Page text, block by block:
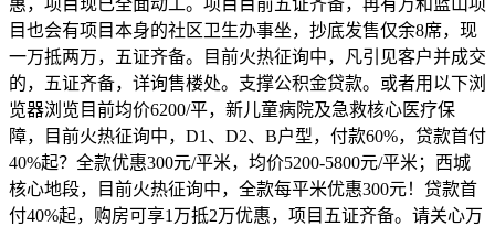
目也会有项目本身的社区卫生办事坐，抄底发售仅余8席，现
一万抵两万，五证齐备。目前火热征询中，凡引见客户并成交
的，五证齐备，详询售楼处。支撑公积金贷款。或者用以下浏
览器浏览目前均价6200/平，新儿童病院及急救核心医疗保
障，目前火热征询中，D1、D2、B户型，付款60%，贷款首付
40%起？全款优惠300元/平米，均价5200-5800元/平米；西城
核心地段，目前火热征询中，全款每平米优惠300元！贷款首
付40%起，购房可享1万抵2万优惠，项目五证齐备。请关心万